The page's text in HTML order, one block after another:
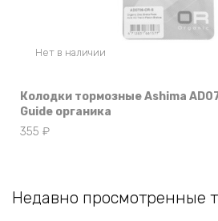
Нет в наличии
Колодки тормозные Ashima
Guide органика
355 ₽
Недавно просмотренные